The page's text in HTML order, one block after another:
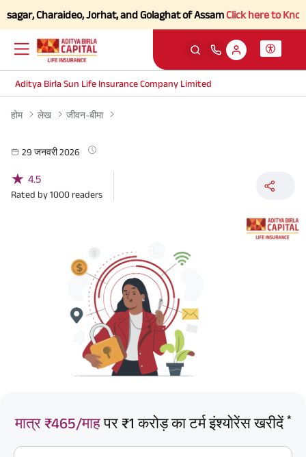
Charaideo, Jorhat, and Golaghat of AssamClick here to Know
Aditya Birla Sun Life Insurance Company Limited
होम लेख जीवन-बीमा
29 जनवरी 2026
★ 4.5
Rated by1000 readers
मात्र ₹465/माहपर ₹1 करोड़ का टर्म इंश्योरेंस खरीदें *